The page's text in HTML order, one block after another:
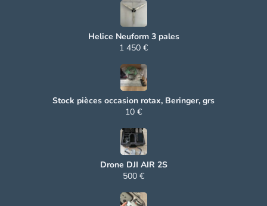
Helice Neuform 3 pales
1 450 €
Stock pièces occasion rotax, Beringer, grs
10 €
Drone DJI AIR 2S
500 €